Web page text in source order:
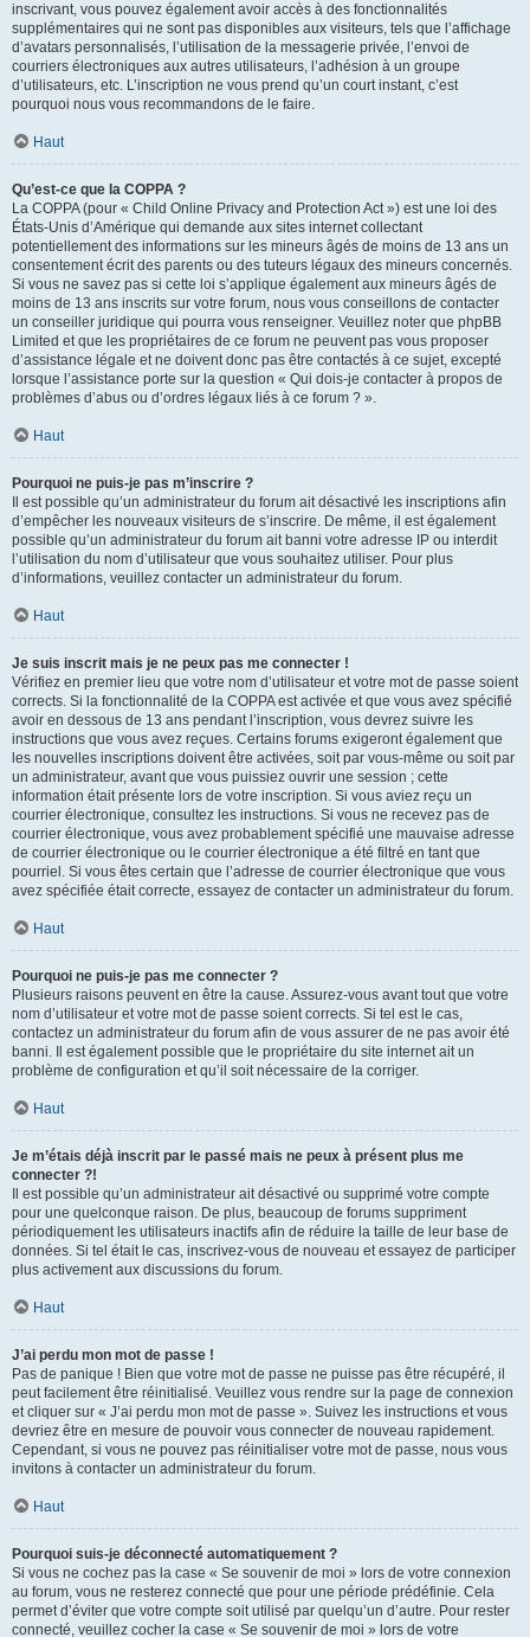
inscrivant, vous pouvez également avoir accès à des fonctionnalités
supplémentaires qui ne sont pas disponibles aux visiteurs, tels que l’affichage
d’avatars personnalisés, l’utilisation de la messagerie privée, l’envoi de
courriers électroniques aux autres utilisateurs, l’adhésion à un groupe
d’utilisateurs, etc. L’inscription ne vous prend qu’un court instant, c’est
pourquoi nous vous recommandons de le faire.
Haut
Qu’est-ce que la COPPA ?
La COPPA (pour « Child Online Privacy and Protection Act ») est une loi des
États-Unis d’Amérique qui demande aux sites internet collectant
potentiellement des informations sur les mineurs âgés de moins de 13 ans un
consentement écrit des parents ou des tuteurs légaux des mineurs concernés.
Si vous ne savez pas si cette loi s’applique également aux mineurs âgés de
moins de 13 ans inscrits sur votre forum, nous vous conseillons de contacter
un conseiller juridique qui pourra vous renseigner. Veuillez noter que phpBB
Limited et que les propriétaires de ce forum ne peuvent pas vous proposer
d’assistance légale et ne doivent donc pas être contactés à ce sujet, excepté
lorsque l’assistance porte sur la question « Qui dois-je contacter à propos de
problèmes d’abus ou d’ordres légaux liés à ce forum ? ».
Haut
Pourquoi ne puis-je pas m’inscrire ?
Il est possible qu’un administrateur du forum ait désactivé les inscriptions afin
d’empêcher les nouveaux visiteurs de s’inscrire. De même, il est également
possible qu’un administrateur du forum ait banni votre adresse IP ou interdit
l’utilisation du nom d’utilisateur que vous souhaitez utiliser. Pour plus
d’informations, veuillez contacter un administrateur du forum.
Haut
Je suis inscrit mais je ne peux pas me connecter !
Vérifiez en premier lieu que votre nom d’utilisateur et votre mot de passe soient
corrects. Si la fonctionnalité de la COPPA est activée et que vous avez spécifié
avoir en dessous de 13 ans pendant l’inscription, vous devrez suivre les
instructions que vous avez reçues. Certains forums exigeront également que
les nouvelles inscriptions doivent être activées, soit par vous-même ou soit par
un administrateur, avant que vous puissiez ouvrir une session ; cette
information était présente lors de votre inscription. Si vous aviez reçu un
courrier électronique, consultez les instructions. Si vous ne recevez pas de
courrier électronique, vous avez probablement spécifié une mauvaise adresse
de courrier électronique ou le courrier électronique a été filtré en tant que
pourriel. Si vous êtes certain que l’adresse de courrier électronique que vous
avez spécifiée était correcte, essayez de contacter un administrateur du forum.
Haut
Pourquoi ne puis-je pas me connecter ?
Plusieurs raisons peuvent en être la cause. Assurez-vous avant tout que votre
nom d’utilisateur et votre mot de passe soient corrects. Si tel est le cas,
contactez un administrateur du forum afin de vous assurer de ne pas avoir été
banni. Il est également possible que le propriétaire du site internet ait un
problème de configuration et qu’il soit nécessaire de la corriger.
Haut
Je m’étais déjà inscrit par le passé mais ne peux à présent plus me
connecter ?!
Il est possible qu’un administrateur ait désactivé ou supprimé votre compte
pour une quelconque raison. De plus, beaucoup de forums suppriment
périodiquement les utilisateurs inactifs afin de réduire la taille de leur base de
données. Si tel était le cas, inscrivez-vous de nouveau et essayez de participer
plus activement aux discussions du forum.
Haut
J’ai perdu mon mot de passe !
Pas de panique ! Bien que votre mot de passe ne puisse pas être récupéré, il
peut facilement être réinitialisé. Veuillez vous rendre sur la page de connexion
et cliquer sur « J’ai perdu mon mot de passe ». Suivez les instructions et vous
devriez être en mesure de pouvoir vous connecter de nouveau rapidement.
Cependant, si vous ne pouvez pas réinitialiser votre mot de passe, nous vous
invitons à contacter un administrateur du forum.
Haut
Pourquoi suis-je déconnecté automatiquement ?
Si vous ne cochez pas la case « Se souvenir de moi » lors de votre connexion
au forum, vous ne resterez connecté que pour une période prédéfinie. Cela
permet d’éviter que votre compte soit utilisé par quelqu’un d’autre. Pour rester
connecté, veuillez cocher la case « Se souvenir de moi » lors de votre